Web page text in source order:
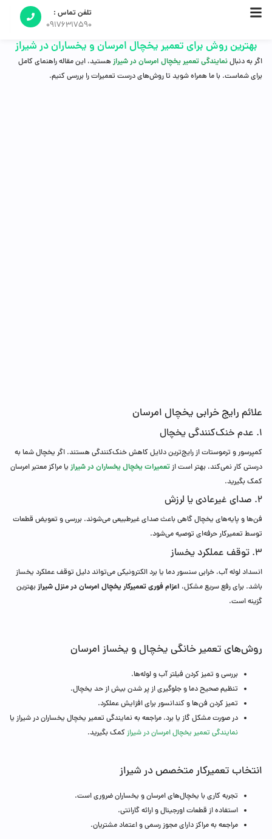
تلفن تماس :
09176317590
بهترین روش برای تعمیر یخچال امرسان و یخساران در شیراز
اگر به دنبالنمایندگی تعمیر یخچال امرسان در شیرازهستید، این مقاله راهنمای کامل
برای شماست. با ما همراه شوید تا روش‌های درست تعمیرات را بررسی کنیم.
علائم رایج خرابی یخچال امرسان
۱. عدم خنک‌کنندگی یخچال
کمپرسور و ترموستات از رایج‌ترین دلایل کاهش خنک‌کنندگی هستند. اگر یخچال شما به
درستی کار نمی‌کند، بهتر است ازتعمیرات یخچال یخساران در شیراز یا مراکز معتبر امرسان
کمک بگیرید.
۲. صدای غیرعادی یا لرزش
فن‌ها و پایه‌های یخچال گاهی باعث صدای غیرطبیعی می‌شوند. بررسی و تعویض قطعات
توسط تعمیرکار حرفه‌ای توصیه می‌شود.
۳. توقف عملکرد یخساز
انسداد لوله آب، خرابی سنسور دما یا برد الکترونیکی می‌تواند دلیل توقف عملکرد یخساز
باشد. برای رفع سریع مشکل، اعزام فوری تعمیرکار یخچال امرسان در منزل شیرازبهترین
گزینه است.
روش‌های تعمیر خانگی یخچال و یخساز امرسان
بررسی و تمیز کردن فیلتر آب و لوله‌ها.
تنظیم صحیح دما و جلوگیری از پر شدن بیش از حد یخچال.
تمیز کردن فن‌ها و کندانسور برای افزایش عملکرد.
در صورت مشکل گاز یا برد، مراجعه به نمایندگی تعمیر یخچال یخساران در شیراز یا
نمایندگی تعمیر یخچال امرسان در شیرازکمک بگیرید.
انتخاب تعمیرکار متخصص در شیراز
تجربه کاری با یخچال‌های امرسان و یخساران ضروری است.
استفاده از قطعات اورجینال و ارائه گارانتی.
مراجعه به مراکز دارای مجوز رسمی و اعتماد مشتریان.